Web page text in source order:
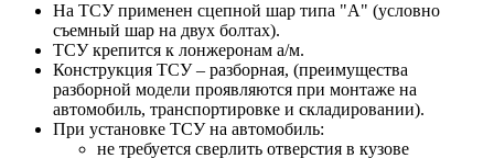
На ТСУ применен сцепной шар типа "А" (условно
съемный шар на двух болтах).
ТСУ крепится к лонжеронам а/м.
Конструкция ТСУ – разборная, (преимущества
разборной модели проявляются при монтаже на
автомобиль, транспортировке и складировании).
При установке ТСУ на автомобиль:
не требуется сверлить отверстия в кузове